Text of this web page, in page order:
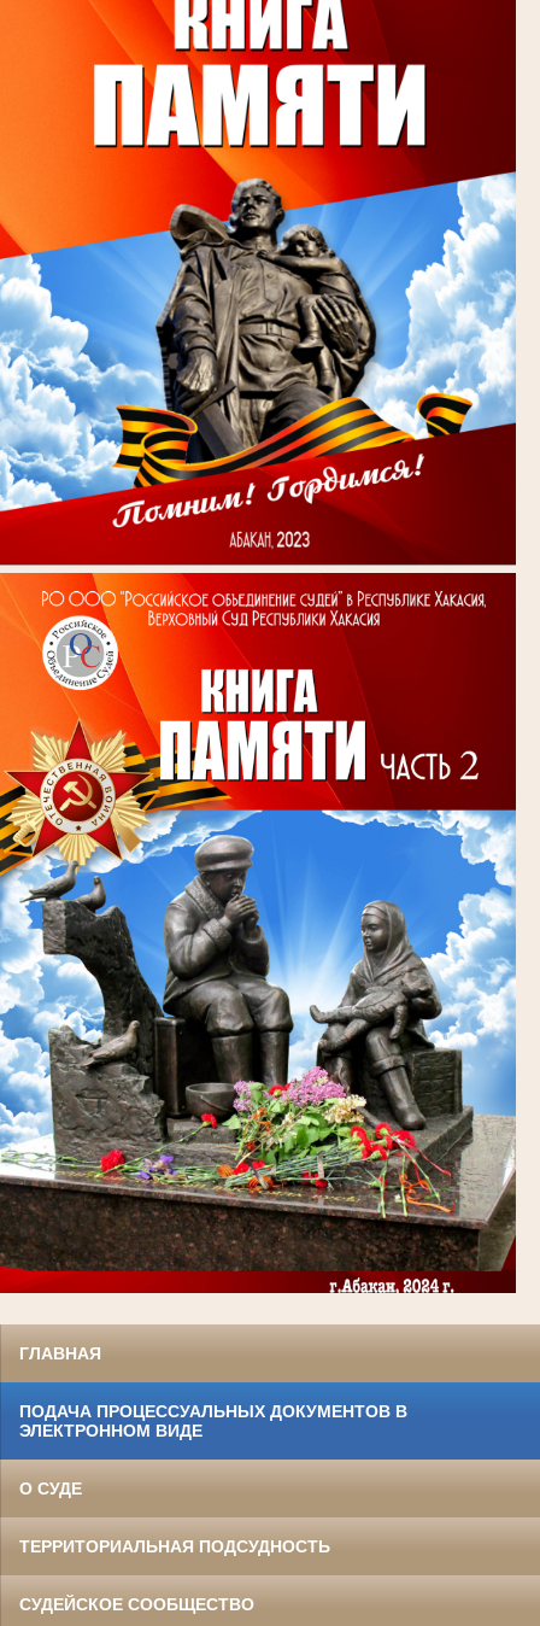
ГЛАВНАЯ
ПОДАЧА ПРОЦЕССУАЛЬНЫХ ДОКУМЕНТОВ В
ЭЛЕКТРОННОМ ВИДЕ
О СУДЕ
ТЕРРИТОРИАЛЬНАЯ ПОДСУДНОСТЬ
СУДЕЙСКОЕ СООБЩЕСТВО